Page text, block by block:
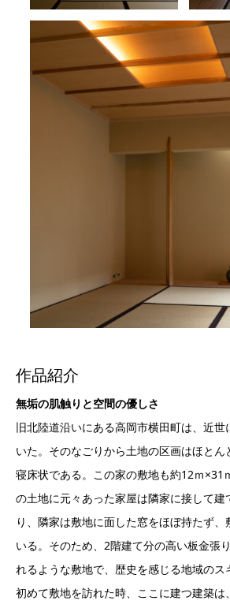
作品紹介
無垢の肌触りと空間の優しさ
旧北陸道沿いにある高岡市横田町は、近
いた。そのなごりから土地の区画はほと
寝床状である。この家の敷地も約12ｍ×31
の土地に元々あった家屋は隣家に接して建
り、隣家は敷地に面した窓をほぼ持たず
いる。そのため、2階建て分の高い板金張
れるような敷地で、歴史を感じる地域のス
初めて敷地を訪れた時、ここに建つ建築は